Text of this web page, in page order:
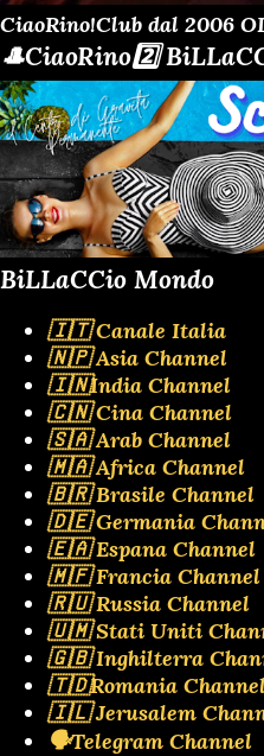
CiaoRino!Club dal 2006
🎩CiaoRino2️⃣
BiLLaCCio Mondo
🇮🇹 Canale Italia
🇳🇵 Asia Channel
🇮🇳India Channel
🇨🇳 Cina Channel
🇸🇦 Arab Channel
🇲🇦 Africa Channel
🇧🇷 Brasile Channel
🇩🇪 Germania
🇪🇦 Espana Channel
🇲🇫 Francia Channel
🇷🇺 Russia Channel
🇺🇲 Stati Uniti
🇬🇧 Inghilterra
🇹🇩Romania
🇮🇱 Jerusalem
🗣️Telegram Channel